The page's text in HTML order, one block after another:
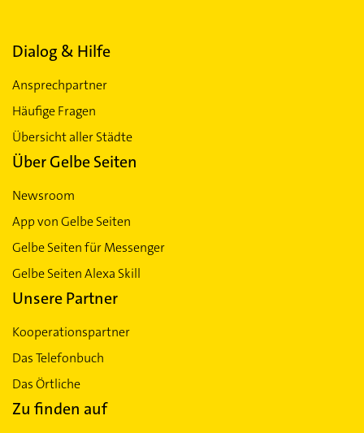
Dialog & Hilfe
Ansprechpartner
Häufige Fragen
Übersicht aller Städte
Über Gelbe Seiten
Newsroom
App von Gelbe Seiten
Gelbe Seiten für Messenger
Gelbe Seiten Alexa Skill
Unsere Partner
Kooperationspartner
Das Telefonbuch
Das Örtliche
Zu finden auf